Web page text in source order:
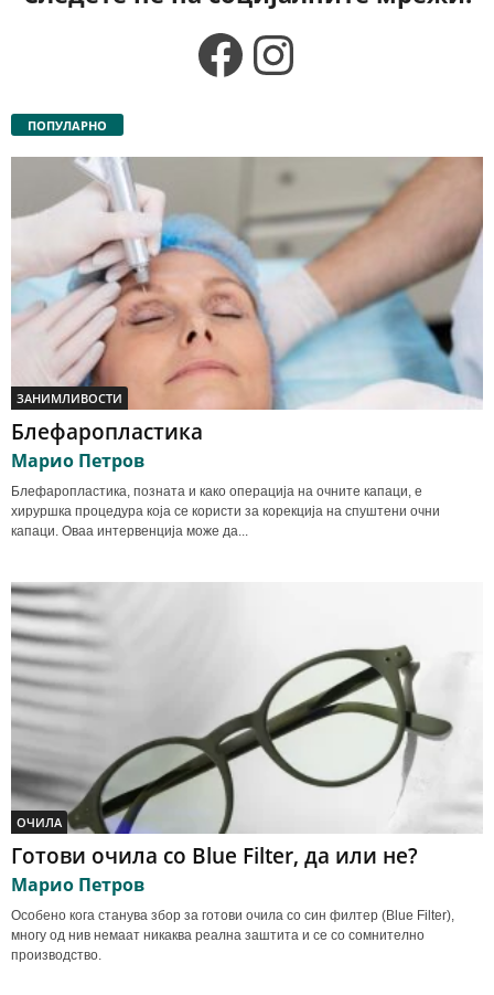
Facebook
Instagram
ПОПУЛАРНО
ЗАНИМЛИВОСТИ
Блефаропластика
Марио Петров
Блефаропластика, позната и како операција на очните капаци, е
хируршка процедура која се користи за корекција на спуштени очни
капаци. Оваа интервенција може да...
ОЧИЛА
Готови очила со Blue Filter, да или не?
Марио Петров
Особено кога станува збор за готови очила со син филтер (Blue Filter),
многу од нив немаат никаква реална заштита и се со сомнително
производство.